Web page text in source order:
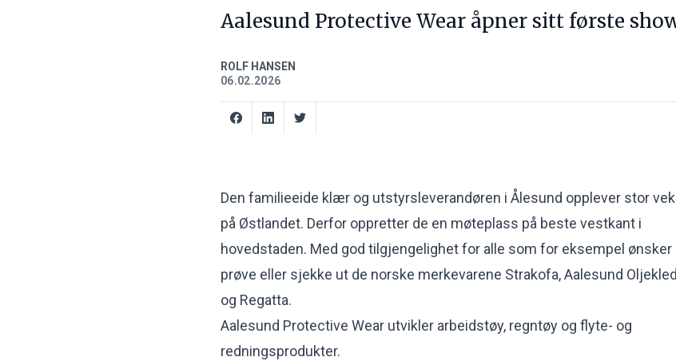
Aalesund Protective Wear åpner sitt første
ROLF HANSEN
06.02.2026
Den familieeide klær og utstyrsleverandøren i Ålesund opplever stor
på Østlandet. Derfor oppretter de en møteplass på beste vestkant i
hovedstaden. Med god tilgjengelighet for alle som for eksempel ønsker
prøve eller sjekke ut de norske merkevarene Strakofa, Aalesund
og Regatta.
Aalesund Protective Wear utvikler arbeidstøy, regntøy og flyte- og
redningsprodukter.